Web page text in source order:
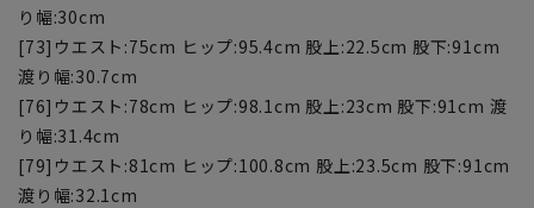
り幅:30cm
[73]ウエスト:75cm ヒップ:95.4cm 股上:22.5cm 股下:91cm
渡り幅:30.7cm
[76]ウエスト:78cm ヒップ:98.1cm 股上:23cm 股下:91cm 渡
り幅:31.4cm
[79]ウエスト:81cm ヒップ:100.8cm 股上:23.5cm 股下:91cm
渡り幅:32.1cm